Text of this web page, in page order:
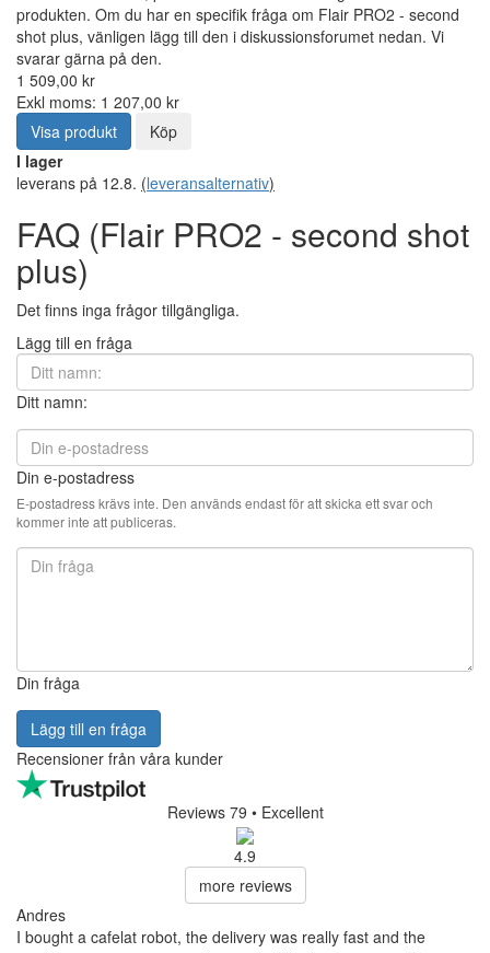
produkten. Om du har en specifik fråga om Flair PRO2 - second
shot plus, vänligen lägg till den i diskussionsforumet nedan. Vi
svarar gärna på den.
1 509,00 kr
Exkl moms: 1 207,00 kr
Visa produkt
Köp
I lager
leverans på 12.8. (leveransalternativ)
FAQ (Flair PRO2 - second shot
plus)
Det finns inga frågor tillgängliga.
Lägg till en fråga
Ditt namn:
Din e-postadress
E-postadress krävs inte. Den används endast för att skicka ett svar och
kommer inte att publiceras.
Din fråga
Lägg till en fråga
Recensioner från våra kunder
Reviews 79 • Excellent
4.9
more reviews
Andres
I bought a cafelat robot, the delivery was really fast and the